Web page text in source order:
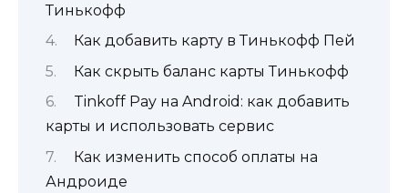
Тинькофф
Как добавить карту в Тинькофф Пей
Как скрыть баланс карты Тинькофф
Tinkoff Pay на Android: как добавить
карты и использовать сервис
Как изменить способ оплаты на
Андроиде